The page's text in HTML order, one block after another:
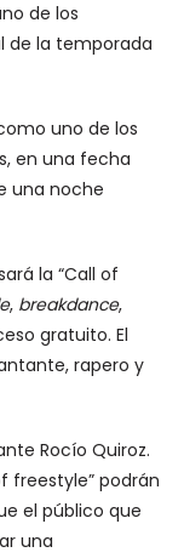
de los
de la temporada
uno de los
en una fecha
una noche
la “Call of
, breakdance,
gratuito. El
rapero y
Rocío Quiroz.
freestyle” podrán
el público que
una